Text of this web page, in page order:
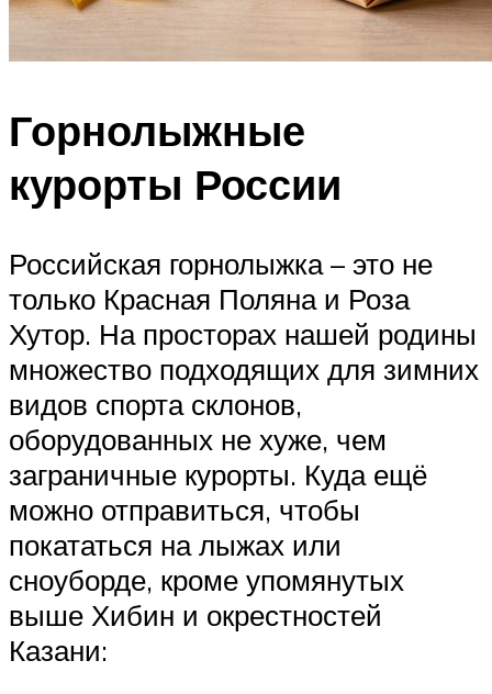
Горнолыжные
курорты России
Российская горнолыжка – это не
только Красная Поляна и Роза
Хутор. На просторах нашей родины
множество подходящих для зимних
видов спорта склонов,
оборудованных не хуже, чем
заграничные курорты. Куда ещё
можно отправиться, чтобы
покататься на лыжах или
сноуборде, кроме упомянутых
выше Хибин и окрестностей
Казани: